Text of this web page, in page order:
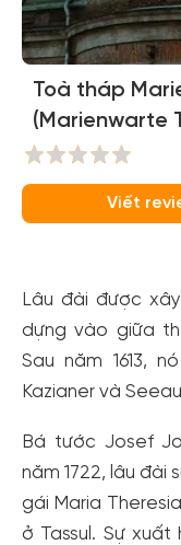
Toà tháp
(Marienwarte
Viết
Lâu đài được
dựng vào giữa
Sau năm 1613,
Kazianer và
Bá tước Josef
năm 1722, lâu đài
gái Maria
ở Tassul. Sự